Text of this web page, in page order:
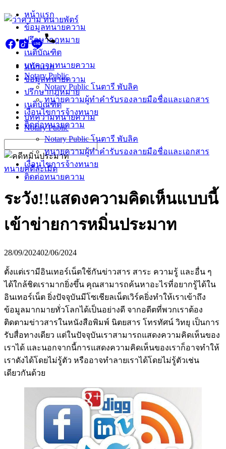
Skip
to
content
หน้าแรก
ข้อมูลทนายความ
ปรึกษากฎหมาย
เนติบัณฑิต
บทความทนายความ
Notary Public
Notary Public โนตารี พับลิค
ทนายความผู้ทำคำรับรองลายมือชื่อและเอกสาร
เงื่อนไขการจ้างทนาย
ติดต่อทนายความ
หน้าแรก
ข้อมูลทนายความ
ปรึกษากฎหมาย
เนติบัณฑิต
บทความทนายความ
Notary Public
Notary Public โนตารี พับลิค
ทนายความผู้ทำคำรับรองลายมือชื่อและเอกสาร
เงื่อนไขการจ้างทนาย
ติดต่อทนายความ
for:
ทนายคดีละเมิด
ระวัง!!แสดงความคิดเห็นแบบนี้
เข้าข่ายการหมิ่นประมาท
28/09/202402/06/2024
ตั้งแต่เรามีอินเทอร์เน็ตใช้กันข่าวสาร สาระ ความรู้ และอื่น ๆ
ได้ใกล้ชิดเรามากยิ่งขึ้น คุณสามารถค้นหาอะไรที่อยากรู้ได้ใน
อินเทอร์เน็ต ยิ่งปัจจุบันมีโซเชียลเน็ตเวิร์คยิ่งทำให้เราเข้าถึง
ข้อมูลมากมายทั่วโลกได้เป็นอย่างดี จากอดีตที่พวกเราต้อง
ติดตามข่าวสารในหนังสือพิมพ์ นิตยสาร โทรทัศน์ วิทยุ เป็นการ
รับสื่อทางเดียว แต่ในปัจจุบันเราสามารถแสดงความคิดเห็นของ
เราได้ และนอกจากนี้การแสดงความคิดเห็นของเราก็อาจทำให้
เราดังได้โดยไม่รู้ตัว หรืออาจทำลายเราได้โดยไม่รู้ตัวเช่น
เดียวกันด้วย